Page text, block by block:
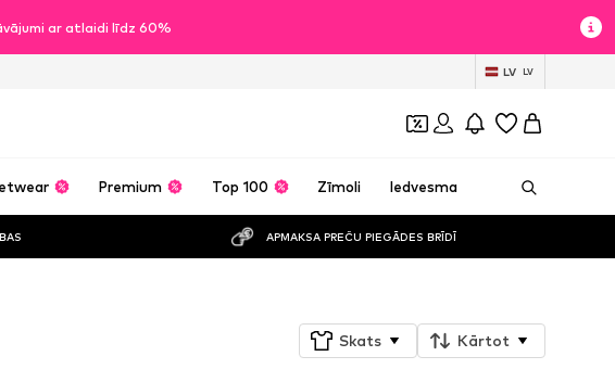
ar atlaidi līdz 60%
LV LV
Premium Top 100 Zīmoli Iedvesma
APMAKSA PREČU PIEGĀDES BRĪDĪ
Skats Kārtot